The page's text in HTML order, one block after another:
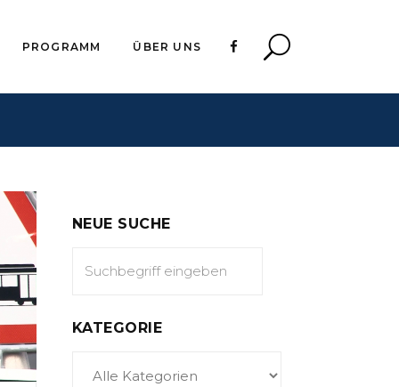
PROGRAMM ÜBER UNS
NEUE SUCHE
KATEGORIE